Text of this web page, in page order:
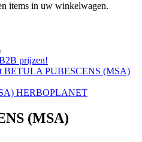
items in uw winkelwagen.
prijzen!
BETULA PUBESCENS (MSA)
(MSA)